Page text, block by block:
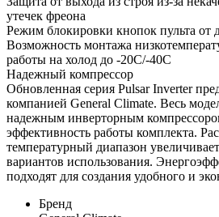
утечек фреона
Режим блокировки кнопок пульта от
Возможность монтажа
работы на холод до -20С/-40С
Надежный компрессор
Обновленная серия Pulsar Inverter
компанией General Climate. Весь
надежным инверторным
эффективность работы комплекта.
температурный диапазон
вариантов использования.
подходят для создания удобного и
Бренд